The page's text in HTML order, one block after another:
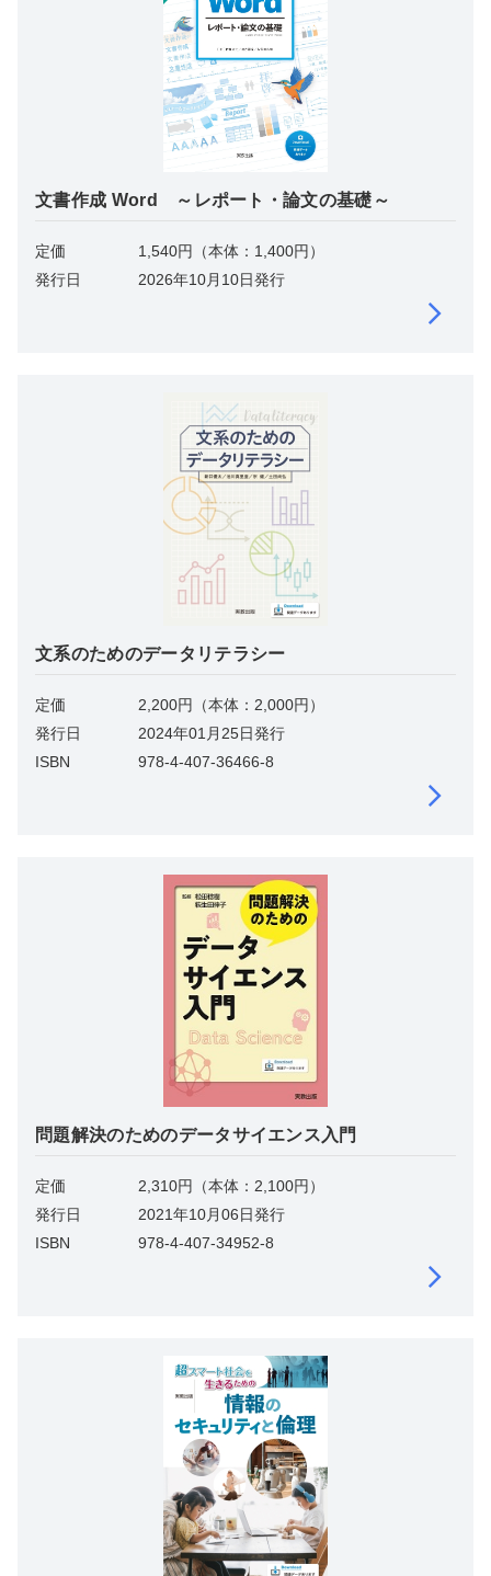
文書作成 Word ～レポート・論文の基礎～
定価
1,540円（本体：1,400円）
発行日
2026年10月10日発行
文系のためのデータリテラシー
定価
2,200円（本体：2,000円）
発行日
2024年01月25日発行
ISBN
978-4-407-36466-8
問題解決のためのデータサイエンス入門
定価
2,310円（本体：2,100円）
発行日
2021年10月06日発行
ISBN
978-4-407-34952-8